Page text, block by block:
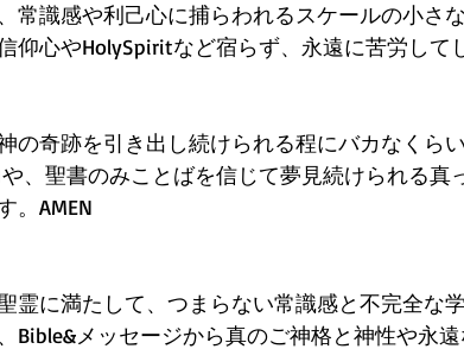
常識感や利己心に捕らわれるスケールの小さ
仰心やHolySpiritなど宿らず、永遠に苦労して
の奇跡を引き出し続けられる程にバカなくら
や、聖書のみことばを信じて夢見続けられる真
。AMEN
霊に満たして、つまらない常識感と不完全な
Bible&メッセージから真のご神格と神性や永